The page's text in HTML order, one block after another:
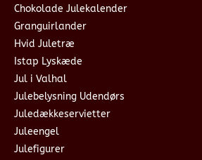
Chokolade Julekalender
Granguirlander
Hvid Juletræ
Istap Lyskæde
Jul i Valhal
Julebelysning Udendørs
Juledækkeservietter
Juleengel
Julefigurer